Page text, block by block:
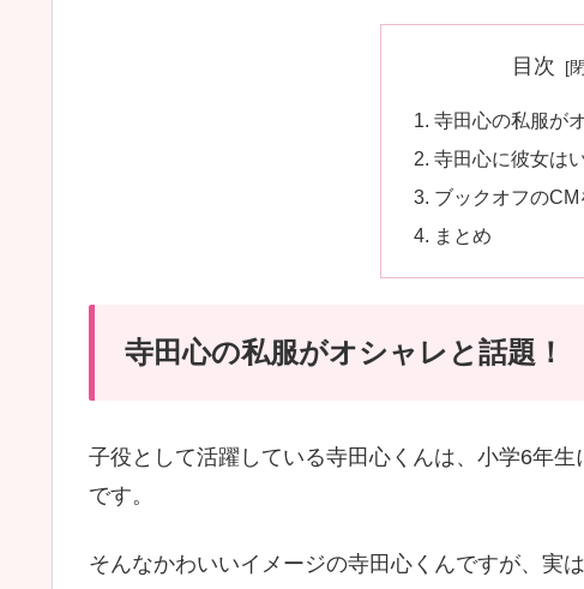
目次
寺田心の私服が
寺田心に彼女は
ブックオフのCM
まとめ
寺田心の私服がオシャレと話題！
子役として活躍している寺田心くんは、小学6年
です。
そんなかわいいイメージの寺田心くんですが、実